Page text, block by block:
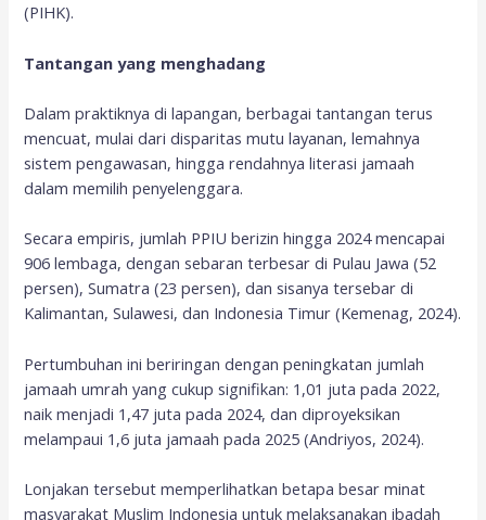
(PIHK).
Tantangan yang menghadang
Dalam praktiknya di lapangan, berbagai tantangan terus
mencuat, mulai dari disparitas mutu layanan, lemahnya
sistem pengawasan, hingga rendahnya literasi jamaah
dalam memilih penyelenggara.
Secara empiris, jumlah PPIU berizin hingga 2024 mencapai
906 lembaga, dengan sebaran terbesar di Pulau Jawa (52
persen), Sumatra (23 persen), dan sisanya tersebar di
Kalimantan, Sulawesi, dan Indonesia Timur (Kemenag, 2024).
Pertumbuhan ini beriringan dengan peningkatan jumlah
jamaah umrah yang cukup signifikan: 1,01 juta pada 2022,
naik menjadi 1,47 juta pada 2024, dan diproyeksikan
melampaui 1,6 juta jamaah pada 2025 (Andriyos, 2024).
Lonjakan tersebut memperlihatkan betapa besar minat
masyarakat Muslim Indonesia untuk melaksanakan ibadah